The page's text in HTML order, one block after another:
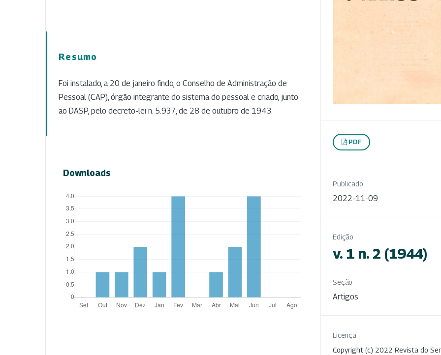
Resumo
Foi instalado, a 20 de janeiro findo, o Conselho de Administração de
Pessoal (CAP), órgão integrante do sistema do pessoal e criado, junto
ao DASP, pelo decreto-lei n. 5.937, de 28 de outubro de 1943.
Downloads
PDF
Publicado
2022-11-09
Edição
v. 1 n. 2 (1944)
Seção
Artigos
Licença
Copyright (c) 2022 Revista do